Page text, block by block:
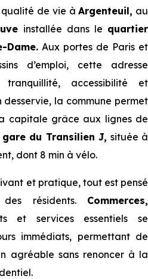
qualité de vie àArgenteuil, au
installée dans le quartier
Dame. Aux portes de Paris et
d’emploi, cette adresse
tranquillité, accessibilité et
la commune permet
capitale grâce aux lignes de
du Transilien J, située à
dont 8 min à vélo.
et pratique, tout est pensé
résidents. Commerces,
et services essentiels se
immédiats, permettant de
agréable sans renoncer à la